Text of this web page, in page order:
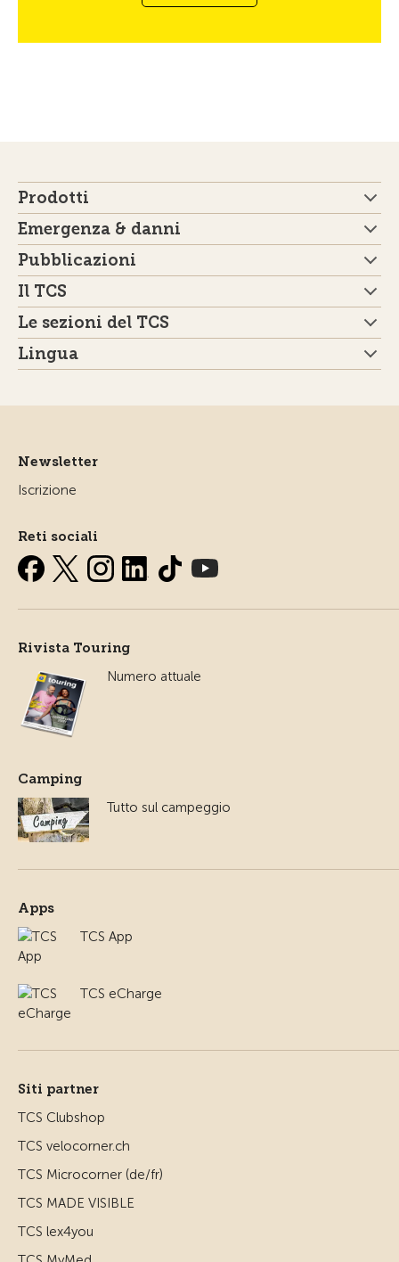
Prodotti
Emergenza & danni
Pubblicazioni
Il TCS
Le sezioni del TCS
Lingua
Newsletter
Iscrizione
Reti sociali
Rivista Touring
Numero attuale
Camping
Tutto sul campeggio
Apps
TCS App
TCS eCharge
Siti partner
TCS Clubshop
TCS velocorner.ch
TCS Microcorner (de/fr)
TCS MADE VISIBLE
TCS lex4you